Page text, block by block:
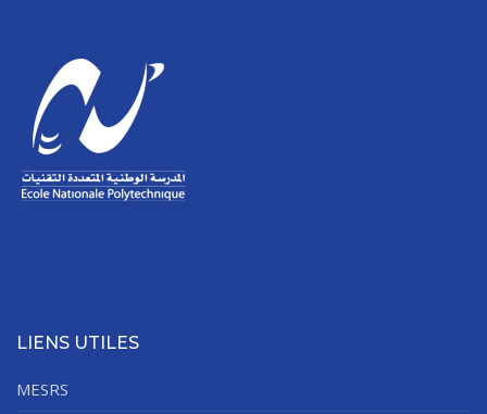
LIENS UTILES
MESRS